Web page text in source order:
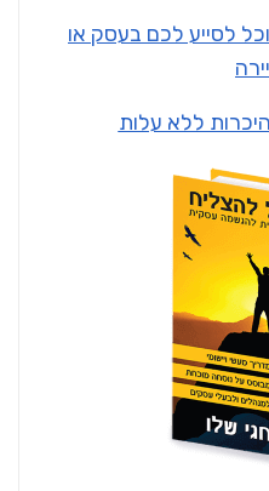
לסייע לכם בעסק או
ללא עלות